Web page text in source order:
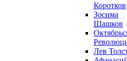
Коротков
Зосима
Шашков
Лев